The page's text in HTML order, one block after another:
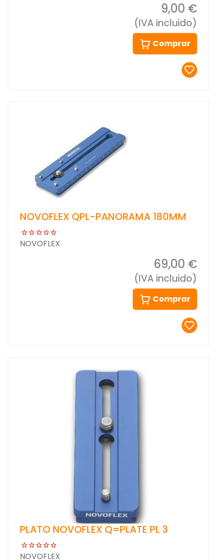
9,00 €
(IVA incluido)
Comprar
NOVOFLEX QPL-PANORAMA 180MM
NOVOFLEX
69,00 €
(IVA incluido)
Comprar
PLATO NOVOFLEX Q=PLATE PL 3
NOVOFLEX